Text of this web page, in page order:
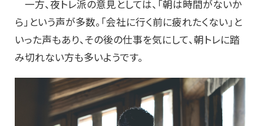
一方、夜トレ派の意見としては、「朝は時間がないか
ら」という声が多数。「会社に行く前に疲れたくない」と
いった声もあり、その後の仕事を気にして、朝トレに踏
み切れない方も多いようです。